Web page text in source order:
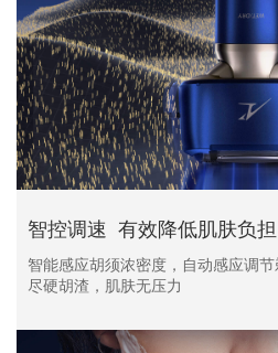
智控调速 有效降低肌肤负担
智能感应胡须浓密度，自动感应调
尽硬胡渣，肌肤无压力